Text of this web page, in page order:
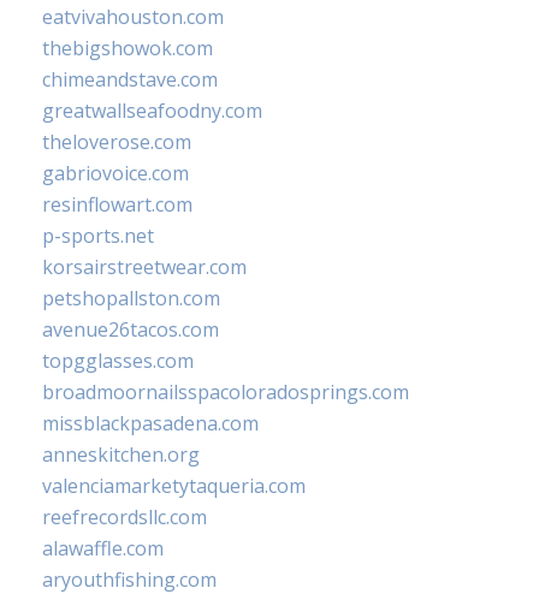
eatvivahouston.com
thebigshowok.com
chimeandstave.com
greatwallseafoodny.com
theloverose.com
gabriovoice.com
resinflowart.com
p-sports.net
korsairstreetwear.com
petshopallston.com
avenue26tacos.com
topgglasses.com
broadmoornailsspacoloradosprings.com
missblackpasadena.com
anneskitchen.org
valenciamarketytaqueria.com
reefrecordsllc.com
alawaffle.com
aryouthfishing.com